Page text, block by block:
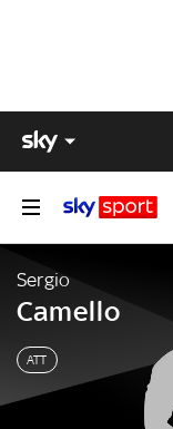
Sergio
Camello
ATT